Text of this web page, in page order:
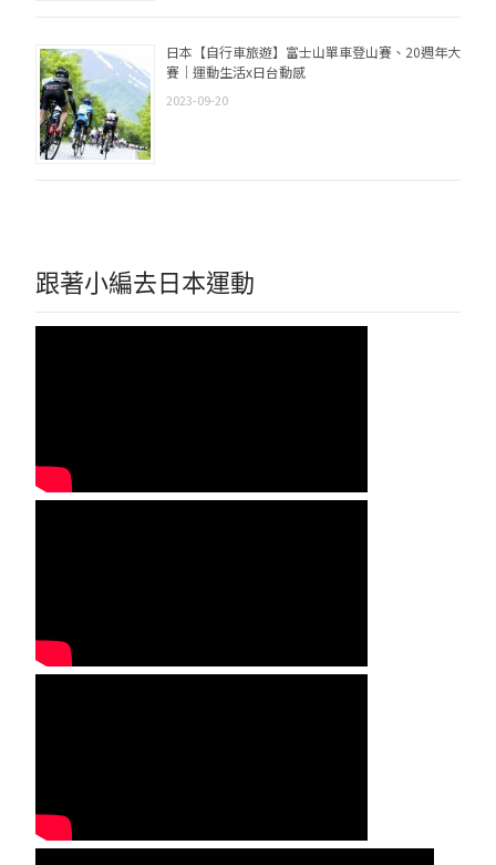
日本【自行車旅遊】富士山單車登山賽、20週年大
賽｜運動生活x日台動感
2023-09-20
跟著小編去日本運動